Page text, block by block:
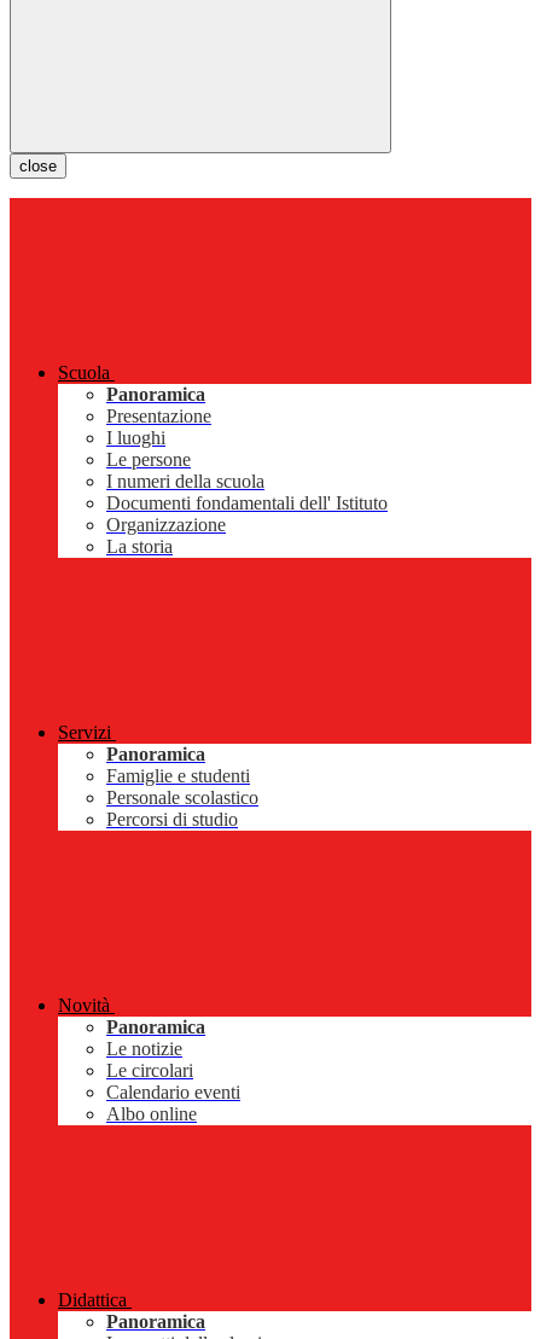
close
Scuola
Panoramica
Presentazione
I luoghi
Le persone
I numeri della scuola
Documenti fondamentali dell' Istituto
Organizzazione
La storia
Servizi
Panoramica
Famiglie e studenti
Personale scolastico
Percorsi di studio
Novità
Panoramica
Le notizie
Le circolari
Calendario eventi
Albo online
Didattica
Panoramica